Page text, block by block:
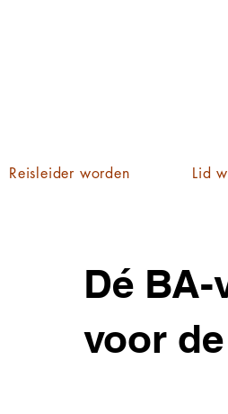
Reisleider worden Lid
Dé
voor